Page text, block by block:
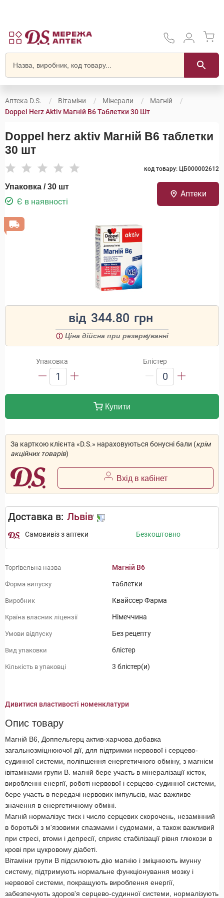
Аптека D.S. Вітаміни Мінерали
Магній
Doppel Herz Aktiv Магній B6 Таблетки 30 Шт
Doppel herz aktiv Магній B6 таблетки
30 шт
код товару: ЦБ000002612
Упаковка / 30 шт
Є в наявності
Аптеки
від 344.80 грн
Ціна дійсна при резервуванні
Упаковка
1
Блістер
0
Купити
За карткою клієнта «D.S.» нараховуються бонусні бали (крім
акційних товарів)
Вхід в кабінет
Доставка в: Львів
Самовивіз з аптеки Безкоштовно
Торгівельна назва Магній B6
Форма випуску таблетки
Виробник Квайссер Фарма
Країна власник ліцензії Німеччина
Умови відпуску Без рецепту
Вид упаковки блістер
Кількість в упаковці 3 блістер(и)
Дивитися властивості номенклатури
Опис товару
Магній В6, Доппельгерц актив-харчова добавка
загальнозміцнюючої дії, для підтримки нервової і серцево-
судинної системи, поліпшення енергетичного обміну, з магнієм
івітамінами групи В. магній бере участь в мінералізації кісток,
виробленні енергії, роботі нервової і серцево-судинної системи,
бере участь в передачі нервових імпульсів, має важливе
значення в енергетичному обміні.
Магній нормалізує тиск і число серцевих скорочень, незамінний
в боротьбі з м'язовими спазмами і судомами, а також важливий
при стресі, втоми і депресії, сприяє стабілізації рівня глюкози в
крові при цукровому діабеті.
Вітаміни групи В підсилюють дію магнію і зміцнюють імунну
систему, підтримують нормальне функціонування мозку і
нервової системи, покращують вироблення енергії,
забезпечують здоров'я серцево-судинної системи, нормалізують